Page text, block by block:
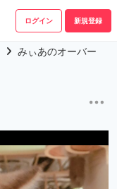
ログイン 新規登録
みぃあのオーバー